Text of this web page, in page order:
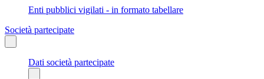
Enti pubblici vigilati - in formato tabellare
Società partecipate
Dati società partecipate